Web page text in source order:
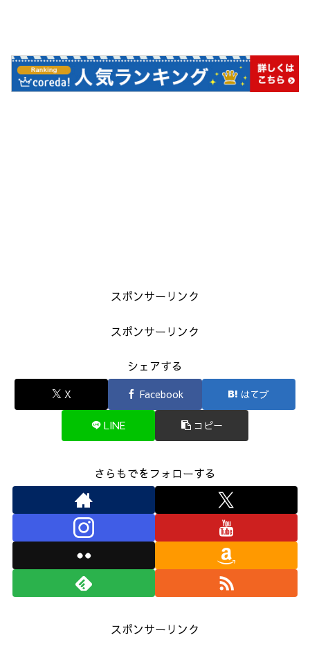
スポンサーリンク
スポンサーリンク
シェアする
X Facebook はてブ
LINE コピー
さらもでをフォローする
スポンサーリンク